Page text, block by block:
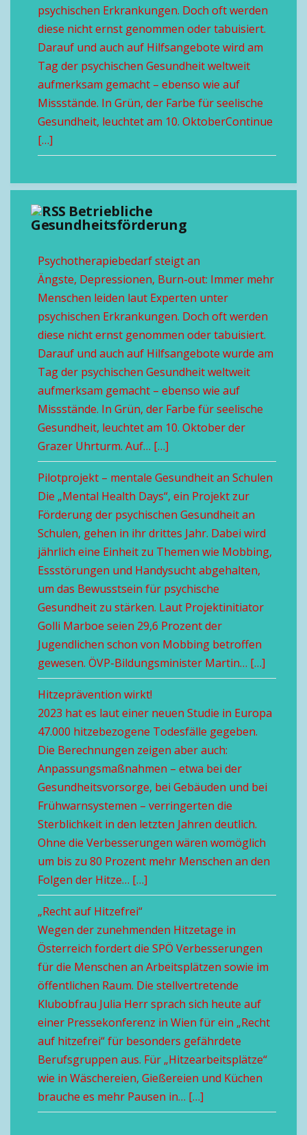
psychischen Erkrankungen. Doch oft werden
diese nicht ernst genommen oder tabuisiert.
Darauf und auch auf Hilfsangebote wird am
Tag der psychischen Gesundheit weltweit
aufmerksam gemacht – ebenso wie auf
Missstände. In Grün, der Farbe für seelische
Gesundheit, leuchtet am 10. OktoberContinue
[…]
Betriebliche
Gesundheitsförderung
Psychotherapiebedarf steigt an
Ängste, Depressionen, Burn-out: Immer mehr
Menschen leiden laut Experten unter
psychischen Erkrankungen. Doch oft werden
diese nicht ernst genommen oder tabuisiert.
Darauf und auch auf Hilfsangebote wurde am
Tag der psychischen Gesundheit weltweit
aufmerksam gemacht – ebenso wie auf
Missstände. In Grün, der Farbe für seelische
Gesundheit, leuchtet am 10. Oktober der
Grazer Uhrturm. Auf… […]
Pilotprojekt – mentale Gesundheit an Schulen
Die „Mental Health Days“, ein Projekt zur
Förderung der psychischen Gesundheit an
Schulen, gehen in ihr drittes Jahr. Dabei wird
jährlich eine Einheit zu Themen wie Mobbing,
Essstörungen und Handysucht abgehalten,
um das Bewusstsein für psychische
Gesundheit zu stärken. Laut Projektinitiator
Golli Marboe seien 29,6 Prozent der
Jugendlichen schon von Mobbing betroffen
gewesen. ÖVP-Bildungsminister Martin… […]
Hitzeprävention wirkt!
2023 hat es laut einer neuen Studie in Europa
47.000 hitzebezogene Todesfälle gegeben.
Die Berechnungen zeigen aber auch:
Anpassungsmaßnahmen – etwa bei der
Gesundheitsvorsorge, bei Gebäuden und bei
Frühwarnsystemen – verringerten die
Sterblichkeit in den letzten Jahren deutlich.
Ohne die Verbesserungen wären womöglich
um bis zu 80 Prozent mehr Menschen an den
Folgen der Hitze… […]
„Recht auf Hitzefrei“
Wegen der zunehmenden Hitzetage in
Österreich fordert die SPÖ Verbesserungen
für die Menschen an Arbeitsplätzen sowie im
öffentlichen Raum. Die stellvertretende
Klubobfrau Julia Herr sprach sich heute auf
einer Pressekonferenz in Wien für ein „Recht
auf hitzefrei“ für besonders gefährdete
Berufsgruppen aus. Für „Hitzearbeitsplätze“
wie in Wäschereien, Gießereien und Küchen
brauche es mehr Pausen in… […]